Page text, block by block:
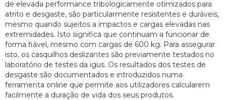
de elevada performance tribologicamente otimizados para
atrito e desgaste, são particularmente resistentes e duráveis,
mesmo quando sujeitos a impactos e cargas elevadas nas
extremidades. Isto significa que continuam a funcionar de
forma fiável, mesmo com cargas de 600 kg. Para assegurar
isto, os casquilhos deslizantes são previamente testados no
laboratório de testes da igus. Os resultados dos testes de
desgaste são documentados e introduzidos numa
ferramenta online que permite aos utilizadores calcularem
facilmente a duração de vida dos seus produtos.